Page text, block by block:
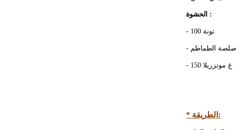
الحشوة :
- 100 تونة
- صلصة الطماطم
- 150 غ موتزريلا
* الطريقة: